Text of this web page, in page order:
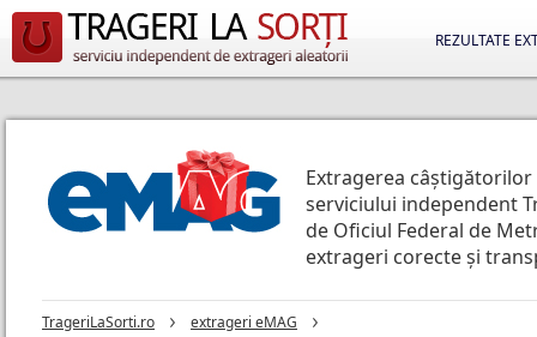
REZULTATE
Extragerea
serviciului independent
de Oficiul Federal de
extrageri corecte și
TrageriLaSorti.ro extrageri eMAG